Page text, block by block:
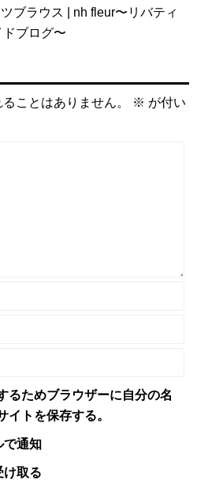
ブラウス | nh fleur〜リバティ
ブログ〜
ことはありません。 ※ が付い
るためブラウザーに自分の名
イトを保存する。
で通知
け取る